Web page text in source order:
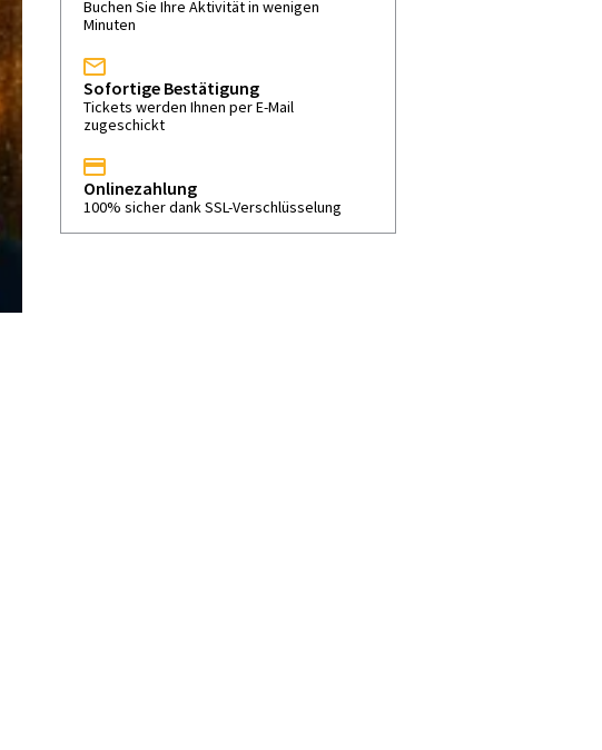
Buchen Sie Ihre Aktivität in wenigen
Minuten
Sofortige Bestätigung
Tickets werden Ihnen per E-Mail
zugeschickt
Onlinezahlung
100% sicher dank SSL-Verschlüsselung